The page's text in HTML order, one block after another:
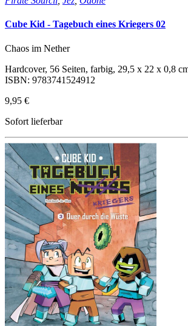
Cube Kid - Tagebuch eines Kriegers 02
Chaos im Nether
Hardcover, 56 Seiten, farbig, 29,5 x 22 x 0,8
ISBN: 9783741524912
9,95 €
Sofort lieferbar